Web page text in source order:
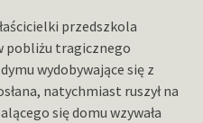
przedszkola
pobliżu tragicznego
wydobywające się z
natychmiast ruszył na
się domu wzywała